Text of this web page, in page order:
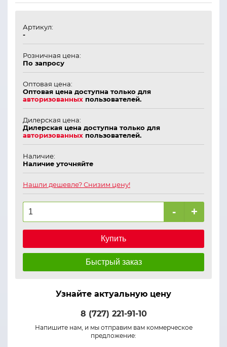
Артикул:
-
Розничная цена:
По запросу
Оптовая цена:
Оптовая цена доступна только для
авторизованных пользователей.
Дилерская цена:
Дилерская цена доступна только для
авторизованных пользователей.
Наличие:
Наличие уточняйте
Нашли дешевле? Снизим цену!
- +
Купить
Быстрый заказ
Узнайте актуальную цену
8 (727) 221-91-10
Напишите нам, и мы отправим вам коммерческое
предложение: